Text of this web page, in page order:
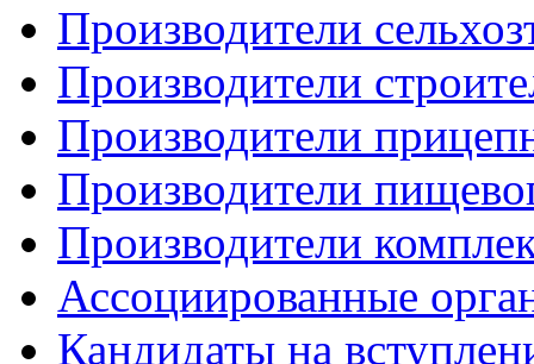
Производители
Производители
Производители
Производители
Производители
Ассоциированные
Кандидаты на